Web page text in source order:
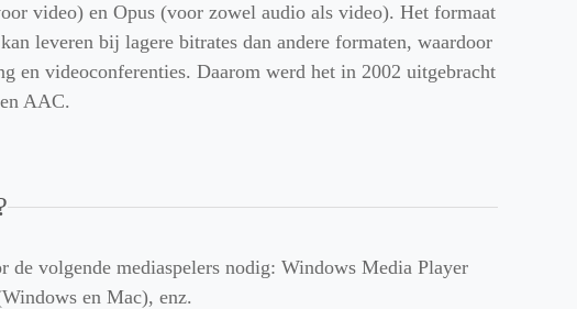
video) en Opus (voor zowel audio als video). Het formaat
leveren bij lagere bitrates dan andere formaten, waardoor
en videoconferenties. Daarom werd het in 2002 uitgebracht
AAC.
de volgende mediaspelers nodig: Windows Media Player
en Mac), enz.